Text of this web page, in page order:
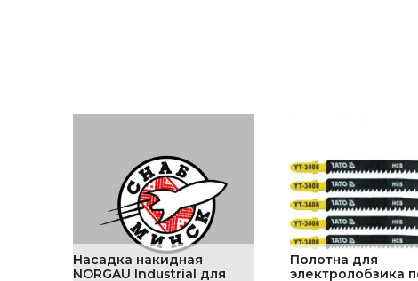
Насадка накидная
NORGAU Industrial для
Полотна для
электролобзика